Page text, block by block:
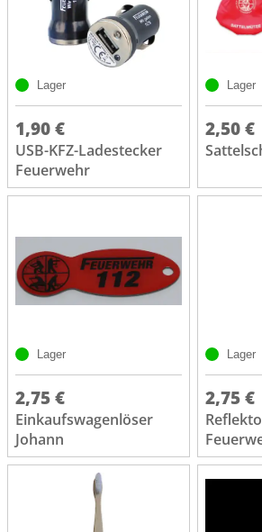
Lager
1,90 €
USB-KFZ-Ladestecker
Feuerwehr
Lager
2,50 €
Lager
2,75 €
Einkaufswagenlöser
Johann
Lager
2,75 €